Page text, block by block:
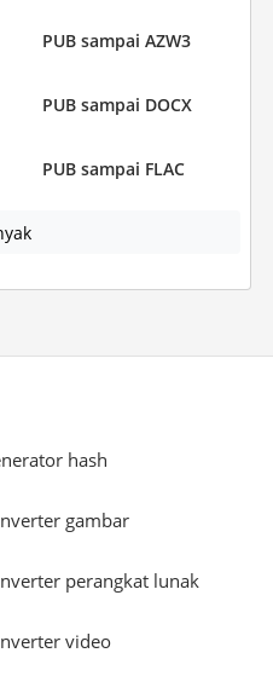
PUB sampai AZW3
PUB sampai DOCX
PUB sampai FLAC
hash
gambar
perangkat lunak
video